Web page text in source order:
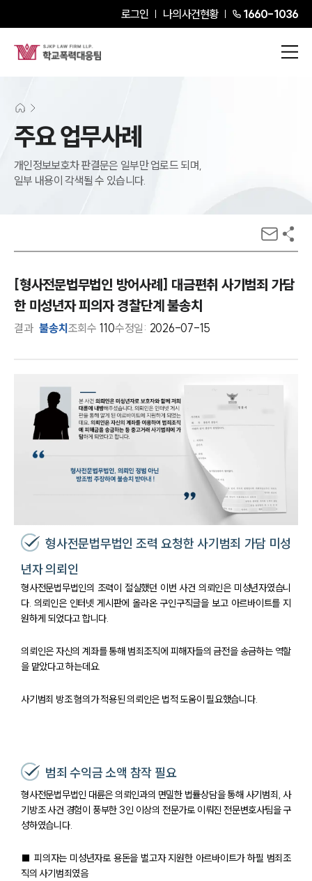
로그인 나의사건현황 1660-1036
주요 업무사례
개인정보보호차 판결문은 일부만 업로드 되며,
일부 내용이 각색될 수 있습니다.
[형사전문법무법인 방어사례] 대금편취 사기범죄 가담
한 미성년자 피의자 경찰단계 불송치
결과 불송치 조회수 110수정일: 2026-07-15
형사전문법무법인 조력 요청한 사기범죄 가담 미성
년자 의뢰인
형사전문법무법인의 조력이 절실했던 이번 사건 의뢰인은 미성년자였습니
다. 의뢰인은 인터넷 게시판에 올라온 구인구직글을 보고 아르바이트를 지
원하게 되었다고 합니다.
의뢰인은 자신의 계좌를 통해 범죄조직에 피해자들의 금전을 송금하는 역할
을 맡았다고 하는데요.
사기범죄 방조 혐의가 적용된 의뢰인은 법적 도움이 필요했습니다.
범죄 수익금 소액 참작 필요
형사전문법무법인 대륜은 의뢰인과의 면밀한 법률상담을 통해 사기범죄, 사
기방조 사건 경험이 풍부한 3인 이상의 전문가로 이뤄진 전문변호사팀을 구
성하였습니다.
■ 피의자는 미성년자로 용돈을 벌고자 지원한 아르바이트가 하필 범죄조
직의 사기범죄였음